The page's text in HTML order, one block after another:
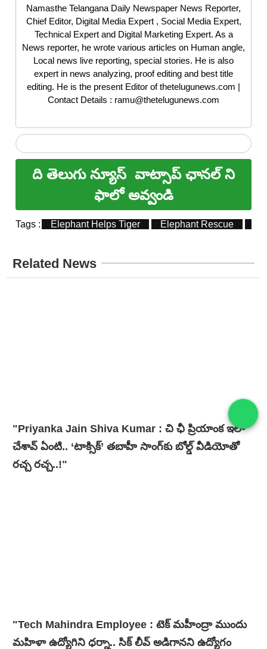
Namasthe Telangana Daily Newspaper News Reporter,
Chief Editor, Digital Media Expert , Social Media Expert,
Technical Expert and Digital Marketing Expert. As a
News reporter, he wrote various articles on Human angle,
Local news live reporting, special stories. He is also
expert in news analyzing, proof editing and best title
editing. He is the present Editor of thetelugunews.com |
Contact Details : ramu@thetelugunews.com
ది తెలుగు న్యూస్ వాట్సాప్ ఛానల్ ని
ఫాలో అవ్వండి
Tags : Elephant Helps Tiger Elephant Rescue
Related News
"Priyanka Jain Shiva Kumar : చి ఛీ ప్రియాంక ఇలా
చేశావ్ ఏంటి.. ‘టాక్సిక్’ తబాహీ సాంగ్‌కు బోల్డ్ వీడియోతో
ర‌చ్చ ర‌చ్చ‌..!"
"Tech Mahindra Employee : టెక్ మహీంద్రా ముందు
మహిళా ఉద్యోగిని ధర్నా.. సిక్ లీవ్ అడిగానని ఉద్యోగం